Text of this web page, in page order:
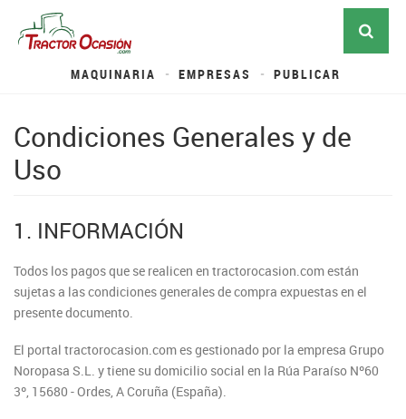
MAQUINARIA EMPRESAS PUBLICAR
Condiciones Generales y de
Uso
1. INFORMACIÓN
Todos los pagos que se realicen en tractorocasion.com están
sujetas a las condiciones generales de compra expuestas en el
presente documento.
El portal tractorocasion.com es gestionado por la empresa Grupo
Noropasa S.L. y tiene su domicilio social en la Rúa Paraíso Nº60
3º, 15680 - Ordes, A Coruña (España).